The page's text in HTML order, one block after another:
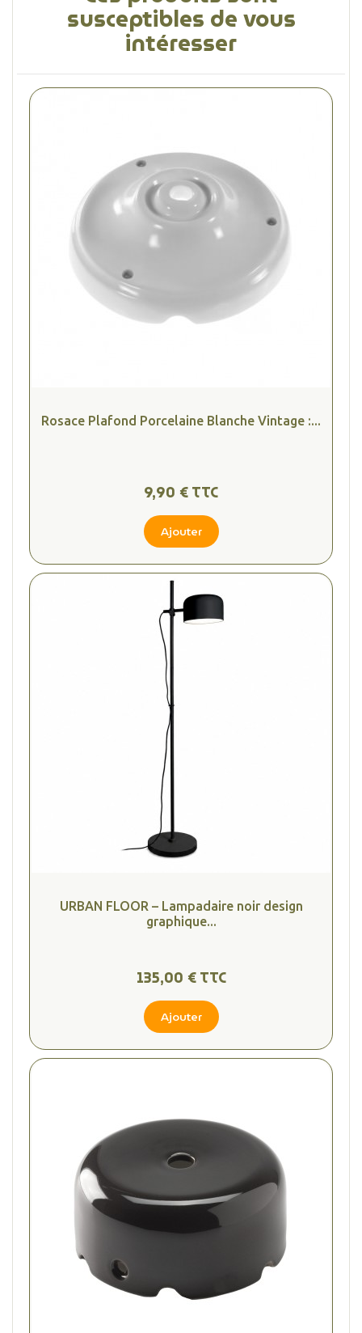
susceptibles de vous
intéresser
Rosace Plafond Porcelaine Blanche Vintage :...
9,90 € TTC
Ajouter
URBAN FLOOR – Lampadaire noir design
graphique...
135,00 € TTC
Ajouter